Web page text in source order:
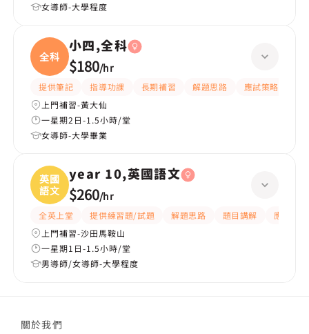
女導師-大學程度
全科
小四,全科
$180/hr
提供筆記 指導功課 長期補習 解題思路 應試策略
上門補習-黃大仙
一星期2日-1.5小時/堂
女導師-大學畢業
英國
語文
year 10,英國語文
$260/hr
全英上堂 提供練習題/試題 解題思路 題目講解
應試策略
上門補習-沙田馬鞍山
一星期1日-1.5小時/堂
男導師/女導師-大學程度
關於我們